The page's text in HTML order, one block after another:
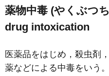
薬物中毒 (やくぶつ
drug intoxication
医薬品をはじめ，殺虫剤
薬などによる中毒をいう